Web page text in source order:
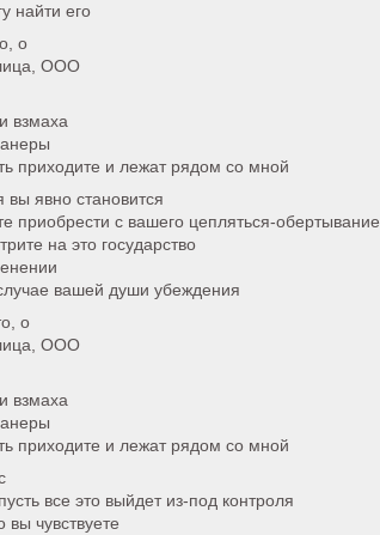
найти его
о
ООО
взмаха
приходите и лежат рядом со мной
явно становится
приобрести с вашего цепляться-обертывание
на это государство
вашей души убеждения
о
ООО
взмаха
приходите и лежат рядом со мной
все это выйдет из-под контроля
вы чувствуете